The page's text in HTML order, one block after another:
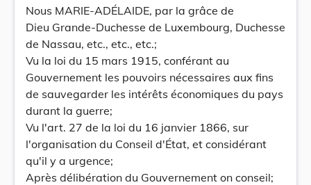
Nous MARIE-ADÉLAIDE, par la grâce de
Dieu Grande-Duchesse de Luxembourg, Duchesse
de Nassau, etc., etc., etc.;
Vu la loi du 15 mars 1915, conférant au
Gouvernement les pouvoirs nécessaires aux fins
de sauvegarder les intérêts économiques du pays
durant la guerre;
Vu l'art. 27 de la loi du 16 janvier 1866, sur
l'organisation du Conseil d'État, et considérant
qu'il y a urgence;
Après délibération du Gouvernement on conseil;